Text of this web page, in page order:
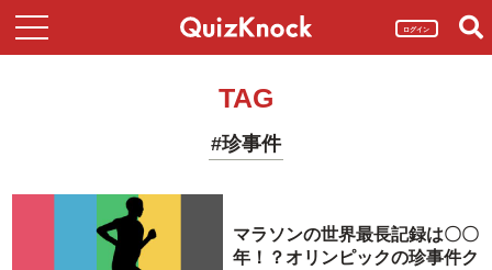
ログイン
TAG
#珍事件
マラソンの世界最長記録は〇〇
年！？オリンピックの珍事件ク